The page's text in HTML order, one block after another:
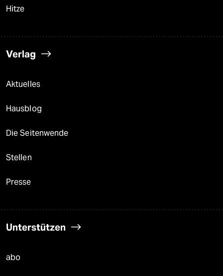
Hitze
Verlag
Aktuelles
Hausblog
Die Seitenwende
Stellen
Presse
Unterstützen
abo